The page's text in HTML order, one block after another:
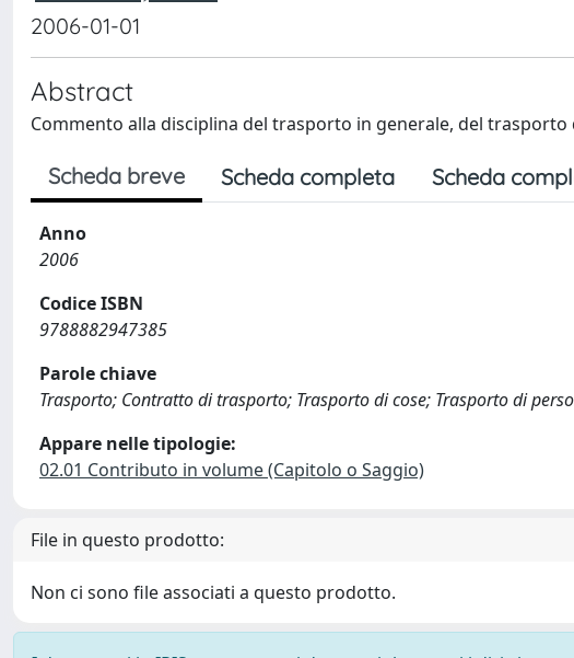
2006-01-01
Abstract
Commento alla disciplina del trasporto in generale, del
Scheda breve Scheda completa Scheda
Anno
2006
Codice ISBN
9788882947385
Parole chiave
Trasporto; Contratto di trasporto; Trasporto di cose; Trasporto di
Appare nelle tipologie:
02.01 Contributo in volume (Capitolo o Saggio)
File in questo prodotto:
Non ci sono file associati a questo prodotto.